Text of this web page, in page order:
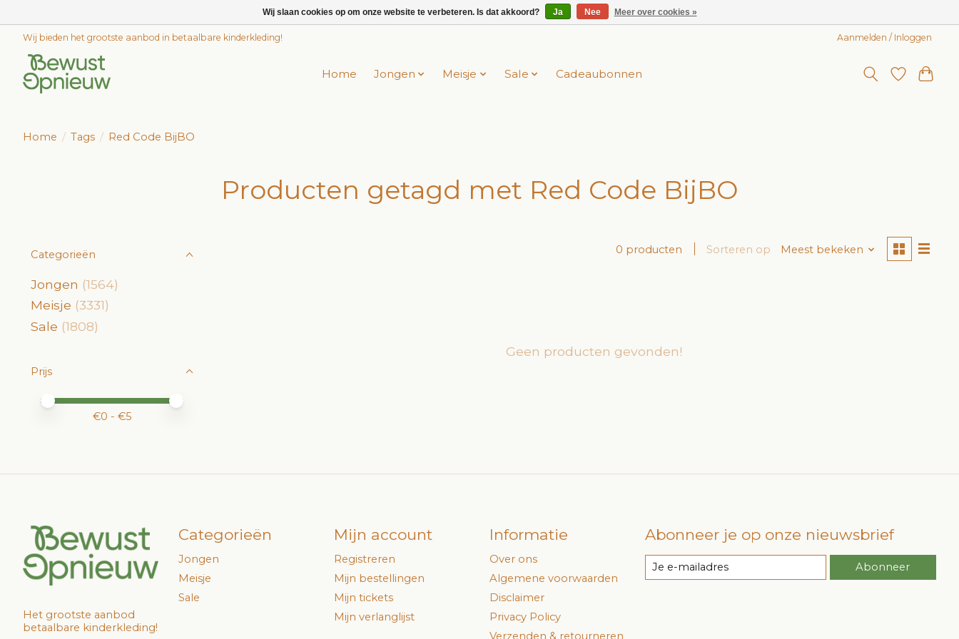
Wij bieden het grootste aanbod in betaalbare kinderkleding! Aanmelden / Inloggen
Home Jongen Meisje Sale Cadeaubonnen
Home / Tags / Red Code BijBO
Producten getagd met Red Code BijBO
Categorieën
Jongen (1564)
Meisje (3331)
Sale (1808)
Prijs
Minimale prijswaarde
Price maximum value
€0 - €5
0 producten Sorteren op Meest bekeken
Geen producten gevonden!
Het grootste aanbod
betaalbare kinderkleding!
Categorieën
Jongen
Meisje
Sale
Mijn account
Registreren
Mijn bestellingen
Mijn tickets
Mijn verlanglijst
Informatie
Over ons
Algemene voorwaarden
Disclaimer
Privacy Policy
Abonneer je op onze nieuwsbrief
Abonneer
Wij slaan cookies op om onze website te verbeteren. Is dat akkoord? Ja Nee Meer over cookies »